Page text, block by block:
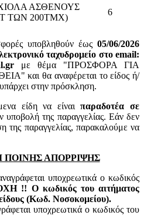
ΑΣΘΕΝΟΥΣ
ΤΩΝ 200ΤΜΧ)
6
υποβληθούν έως 05/06/2026
ταχυδρομείο στο email:
με θέμα "ΠΡΟΣΦΟΡΑ ΓΙΑ
θα αναφέρεται το είδος ή/
στην πρόσκληση.
είδη να είναιπαραδοτέα σε
υποβολή της παραγγελίας. Εάν δεν
της παραγγελίας, παρακαλούμε να
ΠΟΙΝΗΣ ΑΠΟΡΡΙΨΗΣ
υποχρεωτικά ο κωδικός
!! Ο κωδικός του αιτήματος
(Κωδ. Νοσοκομείου).
υποχρεωτικά ο κωδικός του